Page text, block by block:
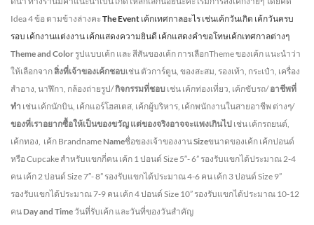
Idea 4 ข้อ ตามข้างล่างคะ The Event เค้กเทศกาลอะไร เช่นเค้กวันเกิด เค้กวันครบ
รอบ เค้กงานแต่งงาน เค้กแสดงความยินดี เค้กแสดงคำขอโทษเค้กเทศกาลต่างๆ
Theme and Color รูปแบบเค้ก และ สีสันของเค้ก การเลือกTheme ของเค้ก แนะนำว่า
ให้เลือกจากสิ่งที่เจ้าของเค้กชอบเช่น ตัวการ์ตูน, ของสะสม, รองเท้า, กระเป๋า, เครื่อง
สำอาง, นาฬิกา, กล้องถ่ายรูป/กิจกรรมที่ชอบ เช่น เค้กท่องเที่ยว, เค้กขับรถ/อาชีพที่
ทำ เช่น เค้กนักบิน, เค้กแอร์โฮสเตส, เค้กผู้บริหาร, เค้กพนักงานในสายอาชีพ ต่างๆ/
ของที่เราอยากซื้อให้เป็นของขวัญ แต่ของจริงอาจจะแพงเกินไป เช่น เค้กรถยนต์,
เค้กทอง, เค้ก Brandname Nameชื่อของเจ้าของงานSizeขนาดของเค้ก เค้กปอนด์
หรือ Cupcake สำหรับแขกกี่คน เค้ก 1 ปอนด์ Size 5″- 6” รองรับแขกได้ประมาณ 2-4
คน เค้ก 2 ปอนด์ Size 7″- 8” รองรับแขกได้ประมาณ 4-6 คน เค้ก 3 ปอนด์ Size 9”
รองรับแขกได้ประมาณ 7-9 คน เค้ก 4 ปอนด์ Size 10” รองรับแขกได้ประมาณ 10-12
คน Day and Time วันที่รับเค้ก และวันที่ของวันสำคัญ